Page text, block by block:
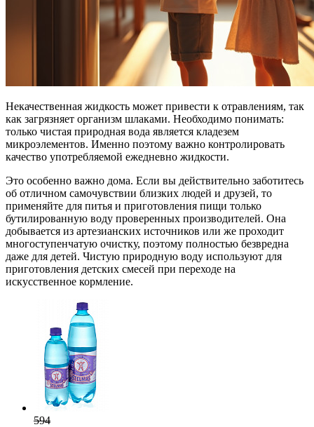
Некачественная жидкость может привести к отравлениям, так
как загрязняет организм шлаками. Необходимо понимать:
только чистая природная вода является кладезем
микроэлементов. Именно поэтому важно контролировать
качество употребляемой ежедневно жидкости.
Это особенно важно дома. Если вы действительно заботитесь
об отличном самочувствии близких людей и друзей, то
применяйте для питья и приготовления пищи только
бутилированную воду проверенных производителей. Она
добывается из артезианских источников или же проходит
многоступенчатую очистку, поэтому полностью безвредна
даже для детей. Чистую природную воду используют для
приготовления детских смесей при переходе на
искусственное кормление.
594